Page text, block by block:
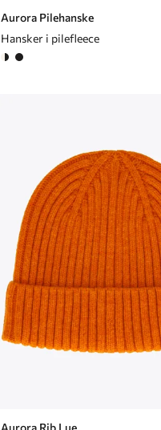
Aurora Pilehanske
Hansker i pilefleece